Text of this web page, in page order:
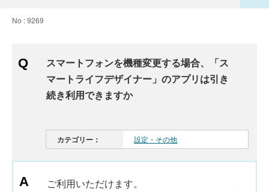
No : 9269
スマートフォンを機種変更する場合、「ス
マートライフデザイナー」のアプリは引き
続き利用できますか
カテゴリー： 設定・その他
ご利用いただけます。